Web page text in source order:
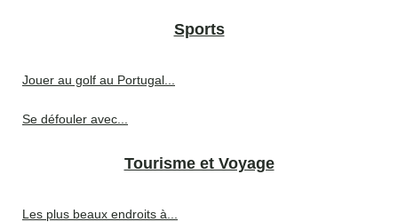
Sports
Jouer au golf au Portugal...
Se défouler avec...
Tourisme et Voyage
Les plus beaux endroits à...